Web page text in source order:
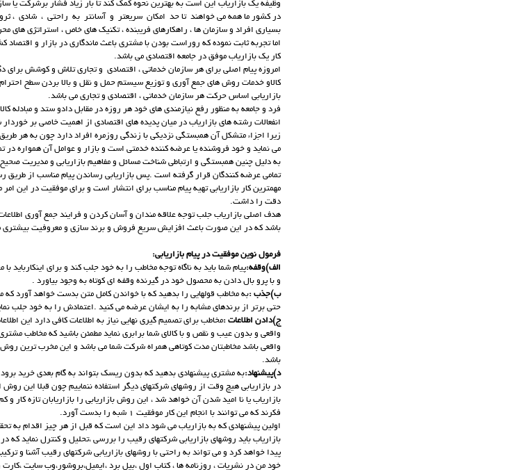
وظیفه یک بازاریاب این است به بهترین نحوه کمک کند تا بار زیاد فشار برشرکت یا
در کشور ما همه می خواهند تا حد امکان سریعتر و آسانتر به راحتی ، شادی ،
بسیاری افراد و سازمان ها ، راهکارهای فریبنده ، تکنیک های خاص ، استراتژی های
اما تجربه ثابت نموده که روراست بودن با مشتری باعث ماندگاری در بازار و
كار يك بازارياب موفق در جامعه اقتصادي مي باشد.
امروزه پیام اصلی برای هر سازمان خدماتی ، اقتصادي و تجاری تلاش و کوشش برای
کالاو خدمات روش های جمع آوری و توزیع سیستم حمل و نقل و بالا بردن سطح
بازاریابی اساس حرکت هر سازمان خدماتی ، اقتصادی و تجاری می باشد.
فرد و جامعه به منظور رفع نیازمندی های خود هر روزه در مقابل دادو ستد و مبادله
انفعالات رشته های بازاریاب در میان پدیده های اقتصادی از اهمیت خاصی بر
زیرا اجزاء متشکل آن همبستگی نزدیکی با زندگی روزمره افراد دارد چون به هر
می نماید و خود فروشنده یا عرضه کننده خدمتی است و بازار و عوامل آن همواره در
به دلیل چنین همبستگی و ارتباطی شناخت مسائل و مفاهیم بازاریابی و مدیریت صحیح
تمامی عرضه کنندگان قرار گرفته است .پس بازاریابی رساندن پیام مناسب از
مهمترین کار بازاریابی تهیه پیام مناسب برای انتشار است و برای موفقیت در این امر
دقت را داشت.
هدف اصلی بازاریاب جلب توجه علاقه مندان و آسان کردن و فرایند جمع آوری
باشد که در این صورت باعث افزایش سریع فروش و برند سازی و معروفیت
فرمول نوین موفقیت در پیام بازاریابی:
الف)وقفه:پیام شما باید به ناگاه توجه مخاطب را به خود جلب کند و برای اینکارباید
و با پرو بال دادن به محصول خود در گیرنده وقفه ای کوتاه به وجود بیاورد .
ب)جذب :به مخاطب قولهایی را بدهید که با خواندن کامل متن بدست خواهد آورد که
حتی برتر از برندهای مشابه را به ایشان عرضه می کنید .اعتمادش را به خود جلب
ج)دادن اطلاعات :مخاطب برای تصمیم گیری نهایی نیاز به اطلاعات کافی دارد این
واقعی و بدون عیب و نقص و با کالای شما برابری نماید مطمئن باشید که مخاطب
واقعی باشد مخاطبتان مدت کوتاهی همراه شرکت شما می باشد و این مخرب ترین
باشد.
د)پیشنهاد:به مشتری پیشنهادی بدهید که بدون ریسک بتواند به گام بعدی خرید
در بازاریابی هیچ وقت از روشهای شرکتهای دیگر استفاده ننماییم چون قبلا این
بازاریاب یا نا امید شدن آن خواهد شد ، این روش بازاریابی را بازاریابان تازه کار
فکرند که می توانند با انجام این کار موفقیت 1 شبه را بدست آورد.
اولین پیشنهادی که به بازاریاب می شود داد این است که قبل از هر چیز اقدام به
بازاریاب باید روشهای بازاریابی شرکتهای رقیب را بررسی ،تحلیل و کنترل
پیدا خواهد کرد و می تواند به راحتی با روشهای بازاریابی شرکتهای رقیب آشنا و
خود من در نشریات ، روزنامه ها ، کتاب اول ،بیل برد ،ایمیل،بروشور،وب سایت